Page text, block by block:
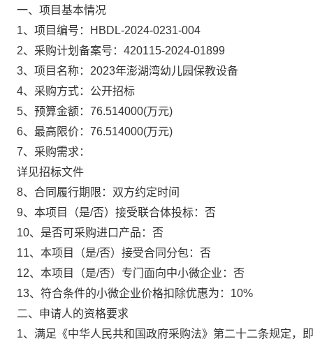
一、项目基本情况
1、项目编号：
HBDL-2024-0231-004
2、采购计划备案号： 420115-2024-01899
3、项目名称： 2023年澎湖湾幼儿园保教设备
4、采购方式： 公开招标
5、预算金额： 76.514000(万元)
6、最高限价： 76.514000(万元)
7、采购需求：
详见招标文件
8、合同履行期限： 双方约定时间
9、本项目（是/否）接受联合体投标： 否
10、是否可采购进口产品： 否
11、本项目（是/否）接受合同分包： 否
12、本项目（是/否）专门面向中小微企业： 否
13、符合条件的小微企业价格扣除优惠为： 10%
二、申请人的资格要求
1、满足《中华人民共和国政府采购法》第二十二条规定，